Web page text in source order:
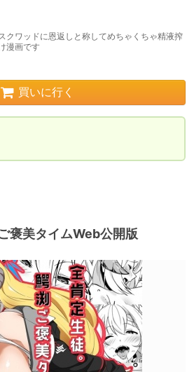
クワッドに恩返しと称してめちゃくちゃ精液搾
漫画です
買いに行く
褒美タイムWeb公開版